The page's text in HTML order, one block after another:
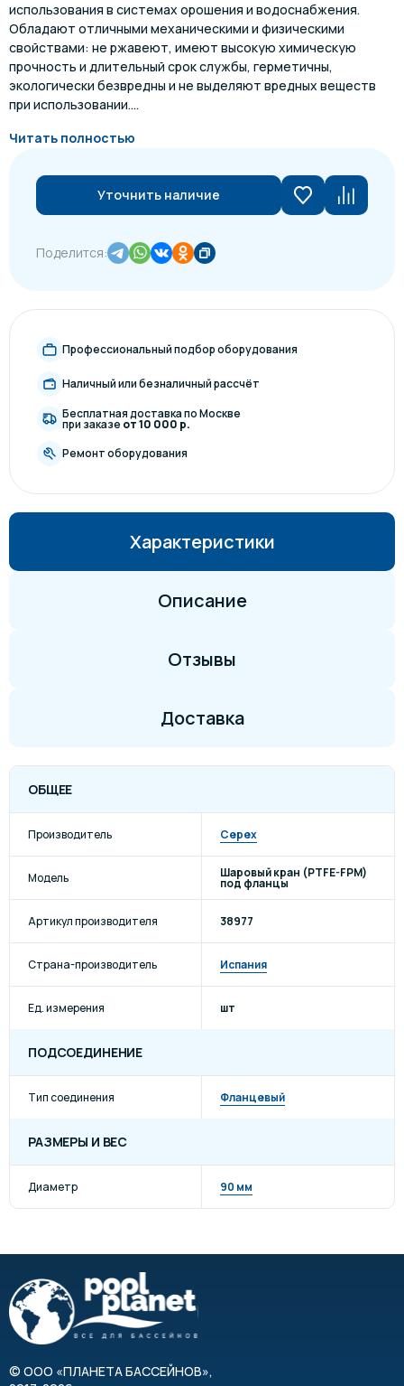
использования в системах орошения и водоснабжения.
Обладают отличными механическими и физическими
свойствами: не ржавеют, имеют высокую химическую
прочность и длительный срок службы, герметичны,
экологически безвредны и не выделяют вредных веществ
при использовании....
Читать полностью
Уточнить наличие
Поделится:
Профессиональный подбор оборудования
Наличный или безналичный рассчёт
Бесплатная доставка по Москве
при заказе от 10 000 р.
Ремонт оборудования
Характеристики
Описание
Отзывы
Доставка
ОБЩЕЕ
Производитель Cepex
Модель Шаровый кран (PTFE-FPM)
под фланцы
Артикул производителя 38977
Страна-производитель Испания
Ед. измерения шт
ПОДСОЕДИНЕНИЕ
Тип соединения Фланцевый
РАЗМЕРЫ И ВЕС
Диаметр 90 мм
© ООО «ПЛАНЕТА БАССЕЙНОВ»,